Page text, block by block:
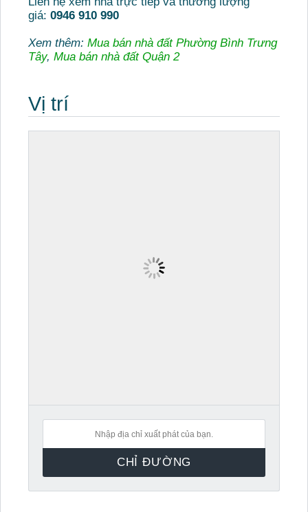
giá: 0946 910 990
Xem thêm: Mua bán nhà đất Phường Bình Trưng
Tây, Mua bán nhà đất Quận 2
Vị trí